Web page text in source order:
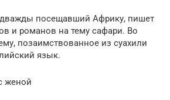
дважды посещавший Африку, пишет
и романов на тему сафари. Во
позаимствованное из суахили
язык.
женой